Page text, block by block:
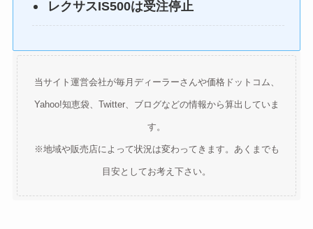
レクサスIS500は受注停止
当サイト運営会社が毎月ディーラーさんや価格ドットコム、
Yahoo!知恵袋、Twitter、ブログなどの情報から算出していま
す。
※地域や販売店によって状況は変わってきます。あくまでも
目安としてお考え下さい。